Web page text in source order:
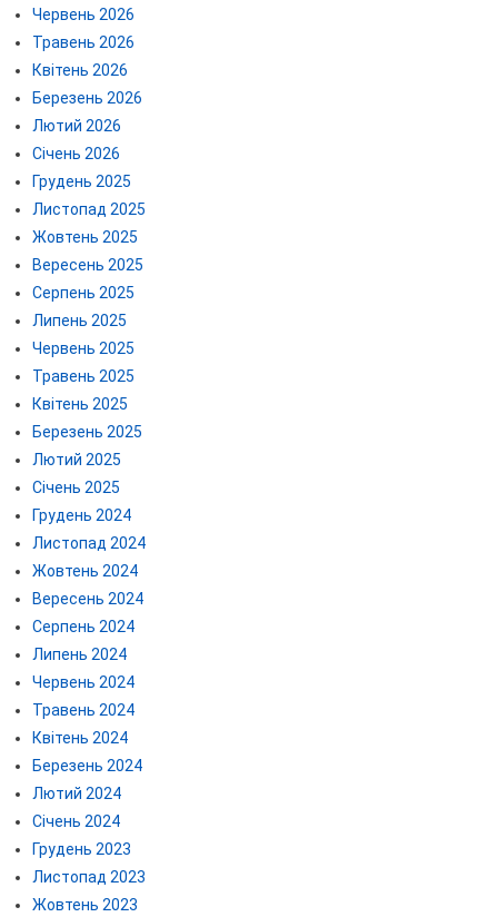
Червень 2026
Травень 2026
Квітень 2026
Березень 2026
Лютий 2026
Січень 2026
Грудень 2025
Листопад 2025
Жовтень 2025
Вересень 2025
Серпень 2025
Липень 2025
Червень 2025
Травень 2025
Квітень 2025
Березень 2025
Лютий 2025
Січень 2025
Грудень 2024
Листопад 2024
Жовтень 2024
Вересень 2024
Серпень 2024
Липень 2024
Червень 2024
Травень 2024
Квітень 2024
Березень 2024
Лютий 2024
Січень 2024
Грудень 2023
Листопад 2023
Жовтень 2023